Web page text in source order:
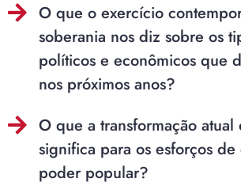
O que o exercício
soberania nos diz sobre os
políticos e econômicos que
nos próximos anos?
O que a transformação atual
significa para os esforços
poder popular?